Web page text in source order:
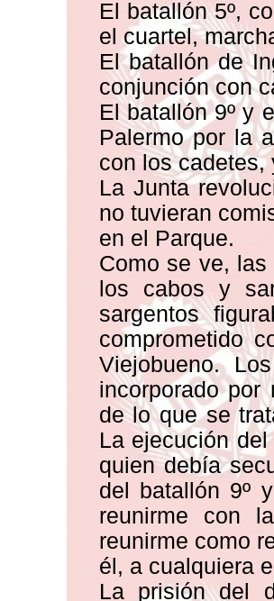
El batallón 5º,
el cuartel,
El batallón de
conjunción con
El batallón 9º y
Palermo por la
con los cadetes,
La Junta
no tuvieran
en el Parque.
Como se ve,
los cabos y
sargentos
comprometido
Viejobueno.
incorporado por
de lo que se
La ejecución
quien debía
del batallón 9º
reunirme con
reunirme como
él, a cualquiera
La prisión del